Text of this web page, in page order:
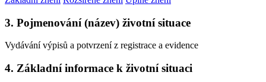
3. Pojmenování (název) životní situace
Vydávání výpisů a potvrzení z registrace a evidence
4. Základní informace k životní situaci